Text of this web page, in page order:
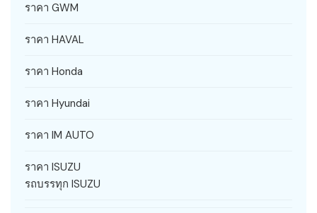
ราคา GWM
ราคา HAVAL
ราคา Honda
ราคา Hyundai
ราคา IM AUTO
ราคา ISUZU
รถบรรทุก ISUZU